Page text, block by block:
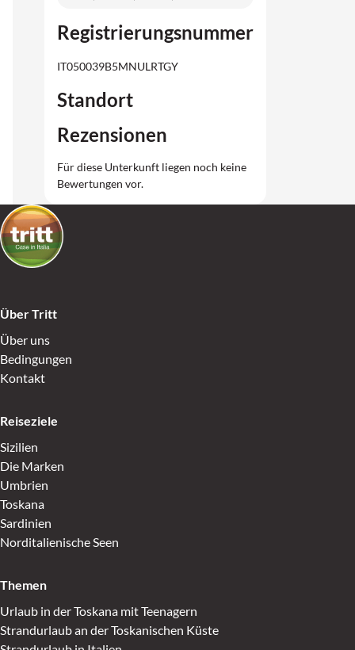
Registrierungsnummer
IT050039B5MNULRTGY
Standort
Rezensionen
Für diese Unterkunft liegen noch keine
Bewertungen vor.
Über Tritt
Über uns
Bedingungen
Kontakt
Reiseziele
Sizilien
Die Marken
Umbrien
Toskana
Sardinien
Norditalienische Seen
Themen
Urlaub in der Toskana mit Teenagern
Strandurlaub an der Toskanischen Küste